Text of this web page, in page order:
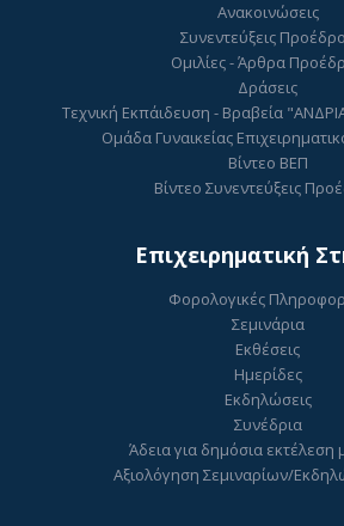
Ανακοινώσεις
Συνεντεύξεις
Ομιλίες - Άρθρα
Δράσεις
Τεχνική Εκπάιδευση - Βραβεία
Ομάδα Γυναικείας
Βίντεο ΒΕΠ
Βίντεο Συνεντεύξεις
Επιχειρηματική
Φορολογικές
Σεμινάρια
Εκθέσεις
Ημερίδες
Εκδηλώσεις
Συνέδρια
Άδεια για δημόσια εκτέλεση
Αξιολόγηση Σεμιναρίων/